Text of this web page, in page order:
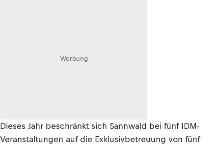
Werbung
Dieses Jahr beschränkt sich Sannwald bei fünf IDM-
Veranstaltungen auf die Exklusivbetreuung von fünf